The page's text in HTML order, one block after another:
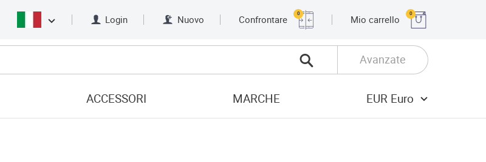
Login Nuovo Confrontare
0
Mio carrello
0
Avanzate
ACCESSORI MARCHE EUR Euro